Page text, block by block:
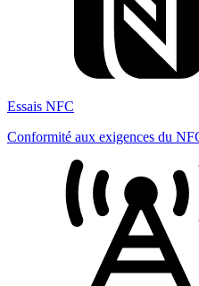
Essais NFC
Conformité aux exigences du